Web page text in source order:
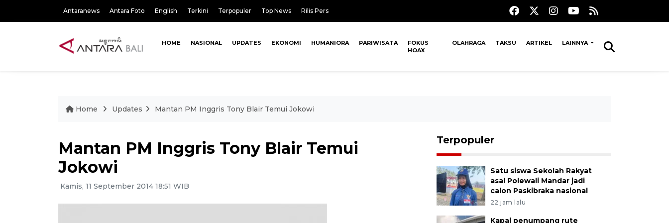
Antaranews Antara Foto English Terkini Terpopuler Top News Rilis Pers
HOME NASIONAL UPDATES EKONOMI HUMANIORA PARIWISATA
FOKUS
HOAX
OLAHRAGA TAKSU ARTIKEL LAINNYA
Home Updates Mantan PM Inggris Tony Blair Temui Jokowi
Mantan PM Inggris Tony Blair Temui
Jokowi
Kamis, 11 September 2014 18:51 WIB
Terpopuler
Satu siswa Sekolah Rakyat
asal Polewali Mandar jadi
calon Paskibraka nasional
22 jam lalu
Kapal penumpang rute